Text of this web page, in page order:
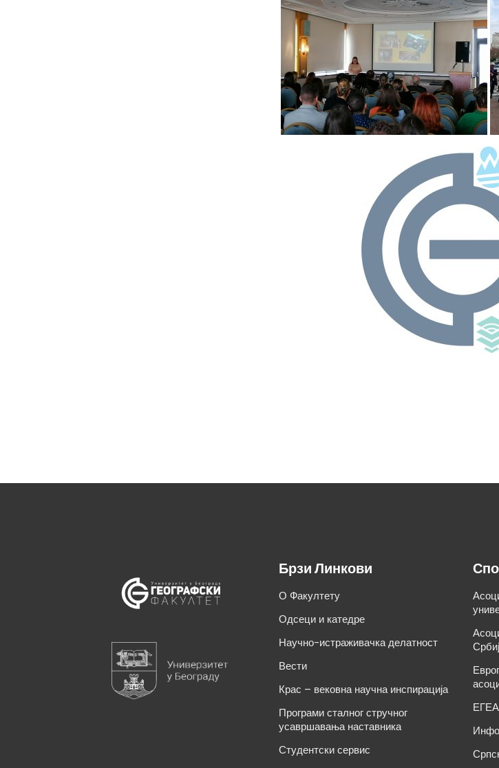
Брзи Линкови
О Факултету
Одсеци и катедре
Научно-истраживачка делатност
Вести
Крас – вековна научна инспирација
Програми сталног стручног
усавршавања наставника
Студентски сервис
ЕГЕА